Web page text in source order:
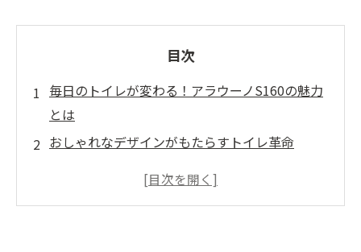
目次
毎日のトイレが変わる！アラウーノS160の魅力
とは
おしゃれなデザインがもたらすトイレ革命
機能性抜群！アラウーノS160の掃除のしやすさ